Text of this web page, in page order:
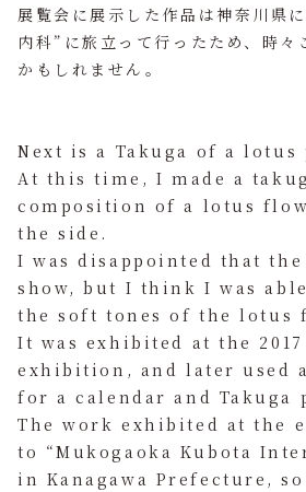
展覧会に展示した作品は神奈川県
内科”に旅立って行ったため、時々
かもしれません。
Next is a Takuga of a lotus
At this time, I made a
composition of a lotus
the side.
I was disappointed that
show, but I think I was
the soft tones of the lotus
It was exhibited at the 2017
exhibition, and later used
for a calendar and Takuga
The work exhibited at the
to “Mukogaoka Kubota
in Kanagawa Prefecture,